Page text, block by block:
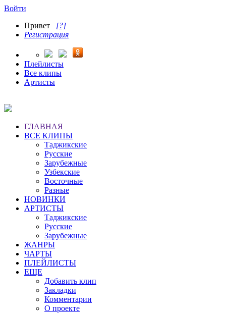
Войти
Привет [?]
Регистрация
Плейлисты
Все клипы
Артисты
ГЛАВНАЯ
ВСЕ КЛИПЫ
Таджикские
Русские
Зарубежные
Узбекские
Восточные
Разные
НОВИНКИ
АРТИСТЫ
Таджикские
Русские
Зарубежные
ЖАНРЫ
ЧАРТЫ
ПЛЕЙЛИСТЫ
ЕЩЕ
Добавить клип
Закладки
Комментарии
О проекте